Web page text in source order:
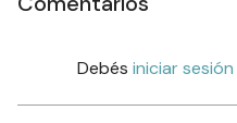
Debés iniciar sesión